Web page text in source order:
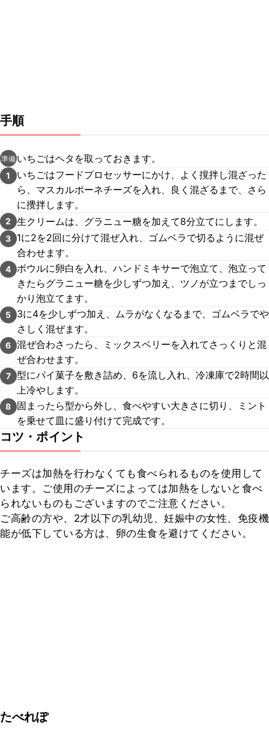
手順
準備 いちごはヘタを取っておきます。
1
いちごはフードプロセッサーにかけ、よく撹拌し混ざった
ら、マスカルポーネチーズを入れ、良く混ざるまで、さら
に攪拌します。
2 生クリームは、グラニュー糖を加えて8分立てにします。
3
1に2を2回に分けて混ぜ入れ、ゴムベラで切るように混ぜ
合わせます。
4 ボウルに卵白を入れ、ハンドミキサーで泡立て、泡立って
きたらグラニュー糖を少しずつ加え、ツノが立つまでしっ
かり泡立てます。
5
3に4を少しずつ加え、ムラがなくなるまで、ゴムベラでや
さしく混ぜます。
6 混ぜ合わさったら、ミックスベリーを入れてさっくりと混
ぜ合わせます。
7 型にパイ菓子を敷き詰め、6を流し入れ、冷凍庫で2時間以
上冷やします。
8
固まったら型から外し、食べやすい大きさに切り、ミント
を乗せて皿に盛り付けて完成です。
コツ・ポイント
チーズは加熱を行わなくても食べられるものを使用して
います。ご使用のチーズによっては加熱をしないと食べ
られないものもございますのでご注意ください。
ご高齢の方や、2才以下の乳幼児、妊娠中の女性、免疫機
能が低下している方は、卵の生食を避けてください。
たべれぽ